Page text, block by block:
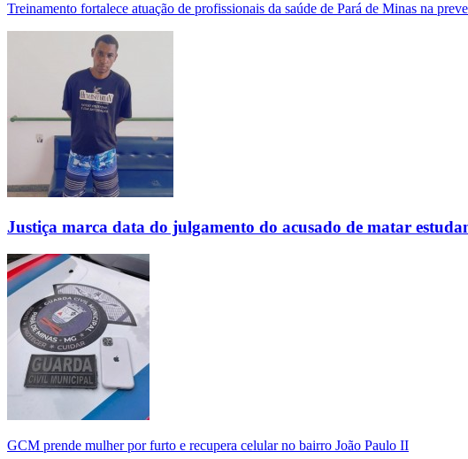
Treinamento fortalece atuação de profissionais da saúde de Pará de Minas na
Justiça marca data do julgamento do acusado de matar
GCM prende mulher por furto e recupera celular no bairro João Paulo II